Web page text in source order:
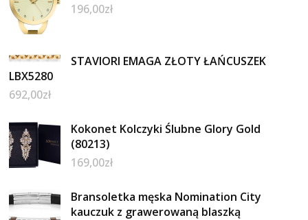
196,00zł
STAVIORI EMAGA ZŁOTY ŁAŃCUSZEK
LBX5280
692,00zł
Kokonet Kolczyki Ślubne Glory Gold
(80213)
169,00zł
Bransoletka męska Nomination City
kauczuk z grawerowaną blaszką